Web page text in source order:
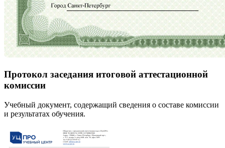
Протокол заседания итоговой аттестационной
комиссии
Учебный документ, содержащий сведения о составе комиссии
и результатах обучения.